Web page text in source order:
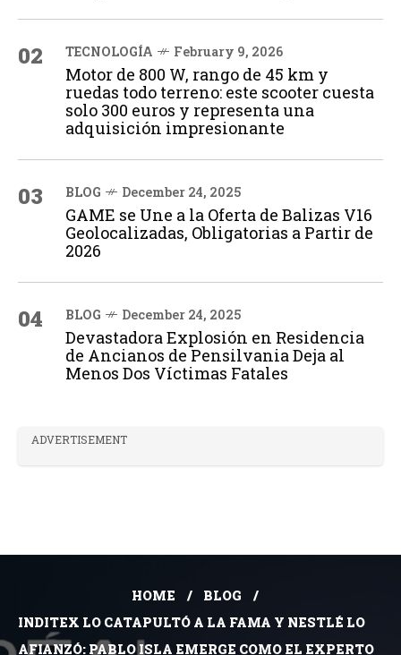
02 TECNOLOGÍA February 9, 2026
Motor de 800 W, rango de 45 km y
ruedas todo terreno: este scooter cuesta
solo 300 euros y representa una
adquisición impresionante
03 BLOG December 24, 2025
GAME se Une a la Oferta de Balizas V16
Geolocalizadas, Obligatorias a Partir de
2026
04 BLOG December 24, 2025
Devastadora Explosión en Residencia
de Ancianos de Pensilvania Deja al
Menos Dos Víctimas Fatales
ADVERTISEMENT
HOME
BLOG
INDITEX LO CATAPULTÓ A LA FAMA Y NESTLÉ LO
AFIANZÓ: PABLO ISLA EMERGE COMO EL EXPERTO